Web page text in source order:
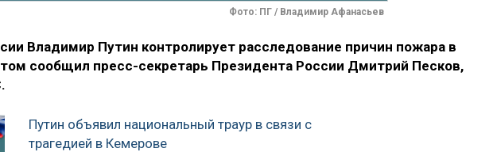
Фото: ПГ / Владимир Афанасьев
Владимир Путин контролирует расследование причин пожара в
сообщил пресс-секретарь Президента России Дмитрий Песков,
Путин объявил национальный траур в связи с
трагедией в Кемерове